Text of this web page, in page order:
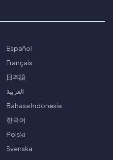
Español
Français
日本語
العربية
Bahasa Indonesia
한국어
Polski
Svenska